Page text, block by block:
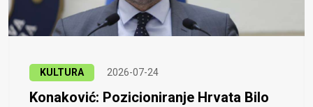
KULTURA 2026-07-24
Konaković: Pozicioniranje Hrvata Bilo